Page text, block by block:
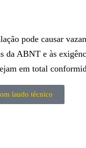
pode causar
da ABNT e às
em total
laudo técnico